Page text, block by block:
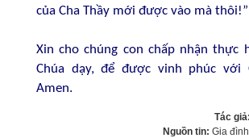
của Cha Thầy mới được vào mà thôi!”
Xin cho chúng con chấp nhận thực
Chúa dạy, để được vinh phúc với
Amen.
Tác giả:
Nguồn tin: Gia